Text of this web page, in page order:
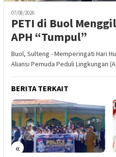
07/08/2026
PETI di Buol
APH “Tumpul”
Buol, Sulteng - Memperingati Hari
Aliansi Pemuda Peduli Lingkungan
BERITA TERKAIT
«